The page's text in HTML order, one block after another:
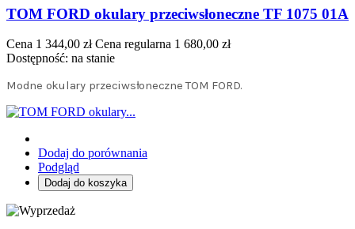
TOM FORD okulary przeciwsłoneczne TF 1075 01A
Cena 1 344,00 zł Cena regularna 1 680,00 zł
Dostępność: na stanie
Modne okulary przeciwsłoneczne TOM FORD.
Dodaj do porównania
Podgląd
Dodaj do koszyka